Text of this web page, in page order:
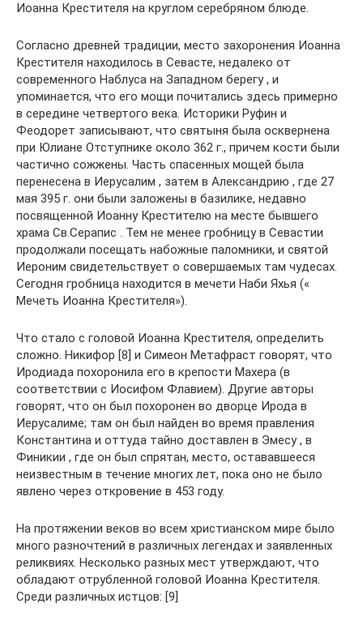
Иоанна Крестителя на круглом серебряном блюде.
Согласно древней традиции, место захоронения Иоанна
Крестителя находилось в Севасте, недалеко от
современного Наблуса на Западном берегу , и
упоминается, что его мощи почитались здесь примерно
в середине четвертого века. Историки Руфин и
Феодорет записывают, что святыня была осквернена
при Юлиане Отступнике около 362 г., причем кости были
частично сожжены. Часть спасенных мощей была
перенесена в Иерусалим , затем в Александрию , где 27
мая 395 г. они были заложены в базилике, недавно
посвященной Иоанну Крестителю на месте бывшего
храма Св.Серапис . Тем не менее гробницу в Севастии
продолжали посещать набожные паломники, и святой
Иероним свидетельствует о совершаемых там чудесах.
Сегодня гробница находится в мечети Наби Яхья («
Мечеть Иоанна Крестителя»).
Что стало с головой Иоанна Крестителя, определить
сложно. Никифор [8] и Симеон Метафраст говорят, что
Иродиада похоронила его в крепости Махера (в
соответствии с Иосифом Флавием). Другие авторы
говорят, что он был похоронен во дворце Ирода в
Иерусалиме; там он был найден во время правления
Константина и оттуда тайно доставлен в Эмесу , в
Финикии , где он был спрятан, место, остававшееся
неизвестным в течение многих лет, пока оно не было
явлено через откровение в 453 году.
На протяжении веков во всем христианском мире было
много разночтений в различных легендах и заявленных
реликвиях. Несколько разных мест утверждают, что
обладают отрубленной головой Иоанна Крестителя.
Среди различных истцов: [9]